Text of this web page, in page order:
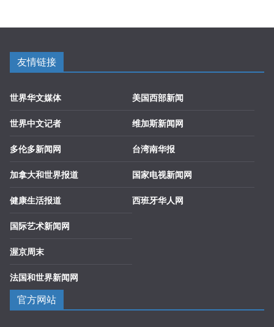
友情链接
世界华文媒体
世界中文记者
多伦多新闻网
加拿大和世界报道
健康生活报道
国际艺术新闻网
渥京周末
法国和世界新闻网
美国西部新闻
维加斯新闻网
台湾南华报
国家电视新闻网
西班牙华人网
官方网站